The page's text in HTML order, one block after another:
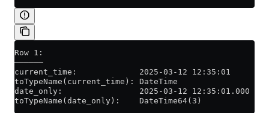
Row 1:
──────
current_time:             2025-03-12 12:35:01
toTypeName(current_time): DateTime
date_only:                2025-03-12 12:35:01.000
toTypeName(date_only):    DateTime64(3)